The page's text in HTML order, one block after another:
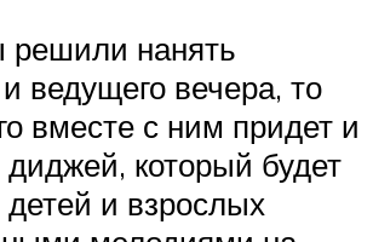
решили нанять
ведущего вечера, то
вместе с ним придет и
который будет
детей и взрослых